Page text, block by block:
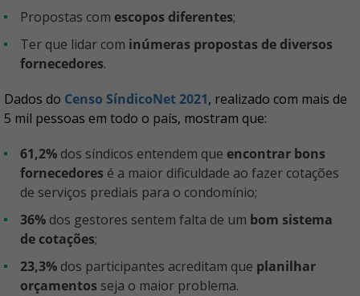
propostas com escopos diferentes;
ter que lidar com inúmeras propostas de diversos
fornecedores.
Dados do Censo SíndicoNet 2021, realizado com mais de
5 mil pessoas em todo o país, mostram que:
61,2% dos síndicos entendem que encontrar bons
fornecedores é a maior dificuldade ao fazer cotações
de serviços prediais para o condomínio;
36% dos gestores sentem falta de um bom sistema
de cotações;
23,3% dos participantes acreditam que planilhar
orçamentos seja o maior problema.